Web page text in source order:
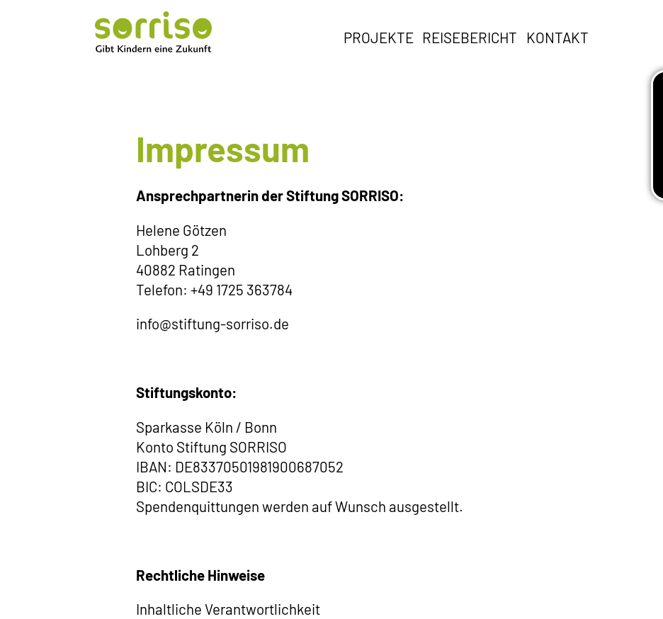
PROJEKTE REISEBERICHT KONTAKT
Impressum
Ansprechpartnerin der Stiftung SORRISO:
Helene Götzen
Lohberg 2
40882 Ratingen
Telefon: +49 1725 363784
info@stiftung-sorriso.de
Stiftungskonto:
Sparkasse Köln / Bonn
Konto Stiftung SORRISO
IBAN: DE83370501981900687052
BIC: COLSDE33
Spendenquittungen werden auf Wunsch ausgestellt.
Rechtliche Hinweise
Inhaltliche Verantwortlichkeit